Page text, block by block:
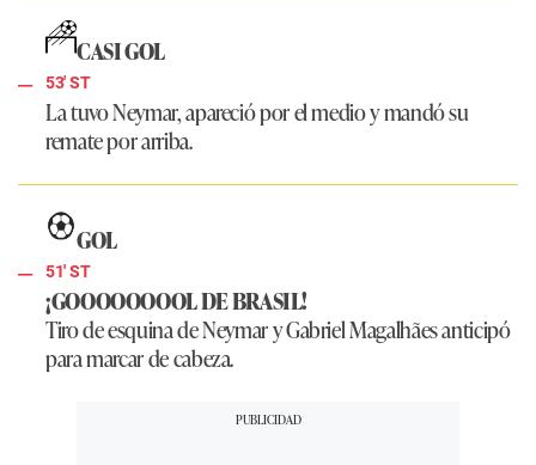
CASI GOL
53' ST
La tuvo Neymar, apareció por el medio y mandó su
remate por arriba.
GOL
51' ST
¡GOOOOOOOOL DE BRASIL!
Tiro de esquina de Neymar y Gabriel Magalhães anticipó
para marcar de cabeza.